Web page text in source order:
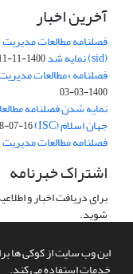
این وب سایت از کوکی ها
خدمات استفاده می کند.
آخرین اخبار
فصلنامه مطالعات
(sid) نمایه شد 1400-11-11
فصلنامه «مطالعات
1400-03-03
نمایه شدن فصلنامه
جهان اسلام (ISC) 07-16
فصلنامه مطالعات
اشتراک خبرنامه
برای دریافت اخبار و
شوید.